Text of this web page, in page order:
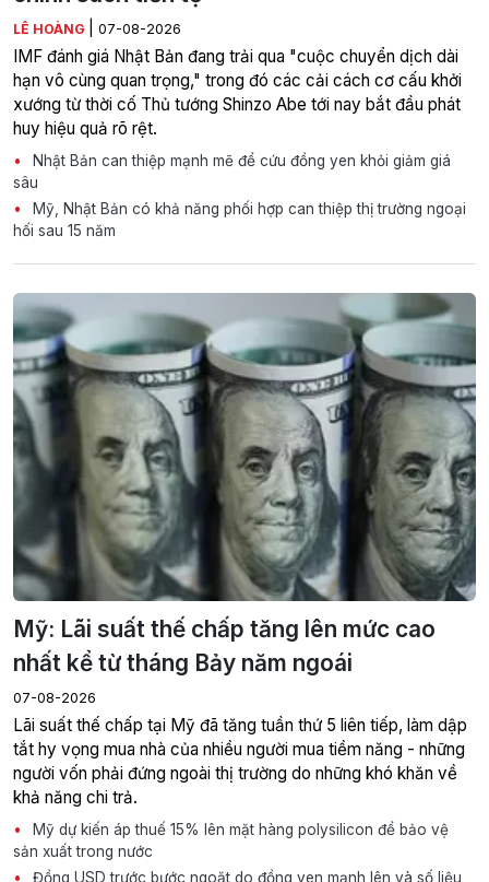
LÊ HOÀNG 07-08-2026
IMF đánh giá Nhật Bản đang trải qua "cuộc chuyển dịch dài
hạn vô cùng quan trọng," trong đó các cải cách cơ cấu khởi
xướng từ thời cố Thủ tướng Shinzo Abe tới nay bắt đầu phát
huy hiệu quả rõ rệt.
Nhật Bản can thiệp mạnh mẽ để cứu đồng yen khỏi giảm giá
sâu
Mỹ, Nhật Bản có khả năng phối hợp can thiệp thị trường ngoại
hối sau 15 năm
Mỹ: Lãi suất thế chấp tăng lên mức cao
nhất kể từ tháng Bảy năm ngoái
07-08-2026
Lãi suất thế chấp tại Mỹ đã tăng tuần thứ 5 liên tiếp, làm dập
tắt hy vọng mua nhà của nhiều người mua tiềm năng - những
người vốn phải đứng ngoài thị trường do những khó khăn về
khả năng chi trả.
Mỹ dự kiến áp thuế 15% lên mặt hàng polysilicon để bảo vệ
sản xuất trong nước
Đồng USD trước bước ngoặt do đồng yen mạnh lên và số liệu